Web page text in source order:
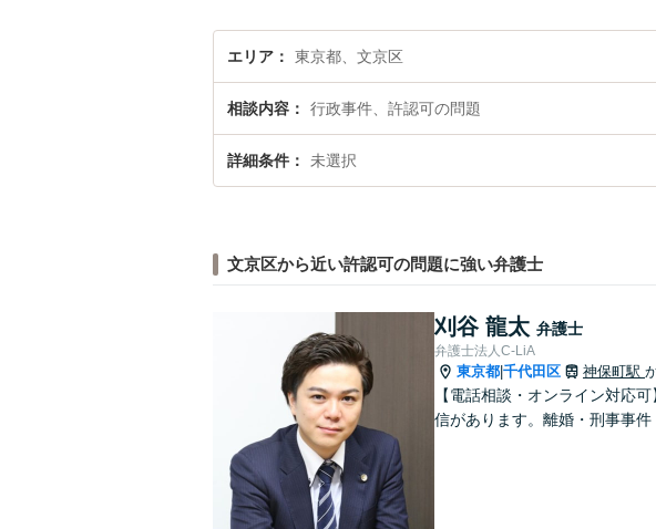
エリア 東京都、文京区
相談内容 行政事件、許認可の問題
詳細条件 未選択
文京区から近い許認可の問題に強い弁護士
刈谷 龍太 弁護士
弁護士法人C-LiA
東京都 千代田区 神保町駅
【電話相談・オンライン対応
信があります。離婚・刑事事